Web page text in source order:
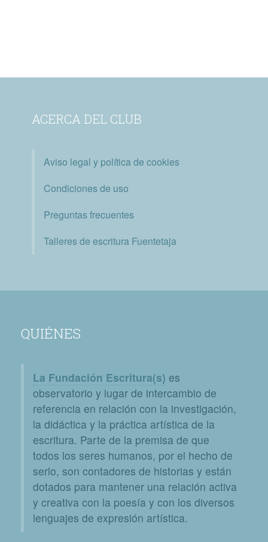
ACERCA DEL CLUB
Aviso legal y política de cookies
Condiciones de uso
Preguntas frecuentes
Talleres de escritura Fuentetaja
QUIÉNES
La Fundación Escritura(s) es
observatorio y lugar de intercambio de
referencia en relación con la investigación,
la didáctica y la práctica artística de la
escritura. Parte de la premisa de que
todos los seres humanos, por el hecho de
serlo, son contadores de historias y están
dotados para mantener una relación activa
y creativa con la poesía y con los diversos
lenguajes de expresión artística.